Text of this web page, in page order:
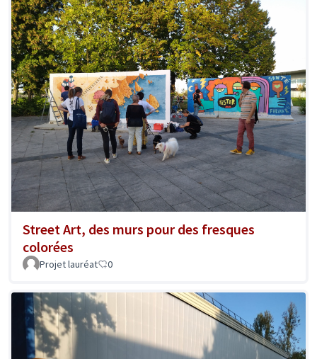
Street Art, des murs pour des fresques
colorées
Projet lauréat 0